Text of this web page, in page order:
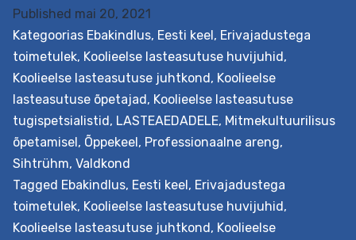
omandada paremad kolleegide toetamise oskused
hoidmaks…Continue readingKaasava
hariduse
edendamine
lasteaias
Published mai 20, 2021
Kategoorias Ebakindlus, Eesti keel, Erivajadustega
toimetulek, Koolieelse lasteasutuse huvijuhid,
Koolieelse lasteasutuse juhtkond, Koolieelse
lasteasutuse õpetajad, Koolieelse lasteasutuse
tugispetsialistid, LASTEAEDADELE, Mitmekultuurilisus
õpetamisel, Õppekeel, Professionaalne areng,
Sihtrühm, Valdkond
Tagged Ebakindlus, Eesti keel, Erivajadustega
toimetulek, Koolieelse lasteasutuse huvijuhid,
Koolieelse lasteasutuse juhtkond, Koolieelse